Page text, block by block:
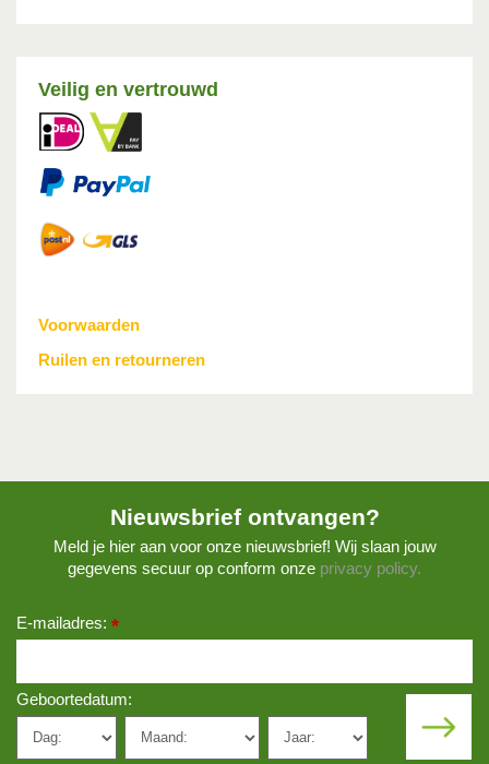
Veilig en vertrouwd
Voorwaarden
Ruilen en retourneren
Nieuwsbrief ontvangen?
Meld je hier aan voor onze nieuwsbrief! Wij slaan jouw
gegevens secuur op conform onze privacy policy.
E-mailadres: *
Geboortedatum: